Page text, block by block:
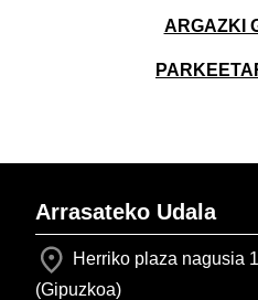
ARGAZKI
Arrasateko Udala
Herriko plaza nagusia
(Gipuzkoa)